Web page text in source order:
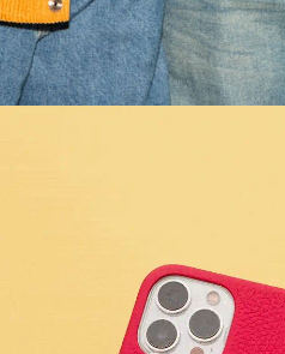
ます!
の特別な世界にご招待。ご登録完了
にて初回限定10%OFFクーポンをお